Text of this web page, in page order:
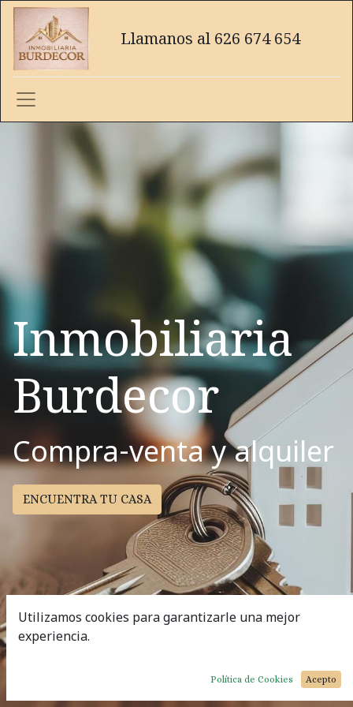
Llamanos al 626 674 654
Inmobiliaria
Burdecor
Compra-venta y alquiler
ENCUENTRA TU CASA
Utilizamos cookies para garantizarle una mejor
experiencia.
Política de Cookies Acepto